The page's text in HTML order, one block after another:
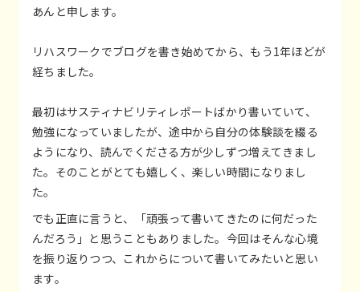
あんと申します。
リハスワークでブログを書き始めてから、もう1年ほどが
経ちました。
最初はサスティナビリティレポートばかり書いていて、
勉強になっていましたが、途中から自分の体験談を綴る
ようになり、読んでくださる方が少しずつ増えてきまし
た。そのことがとても嬉しく、楽しい時間になりまし
た。
でも正直に言うと、「頑張って書いてきたのに何だった
んだろう」と思うこともありました。今回はそんな心境
を振り返りつつ、これからについて書いてみたいと思い
ます。